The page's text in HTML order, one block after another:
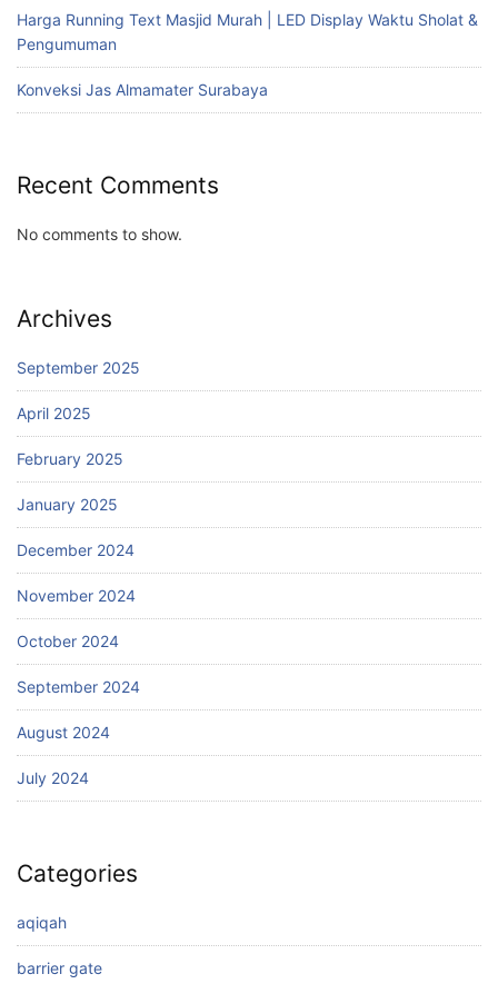
Harga Running Text Masjid Murah | LED Display Waktu Sholat &
Pengumuman
Konveksi Jas Almamater Surabaya
Recent Comments
No comments to show.
Archives
September 2025
April 2025
February 2025
January 2025
December 2024
November 2024
October 2024
September 2024
August 2024
July 2024
Categories
aqiqah
barrier gate